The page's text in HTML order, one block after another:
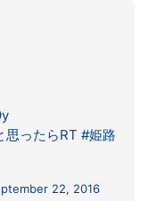
思ったらRT #姫路
22, 2016